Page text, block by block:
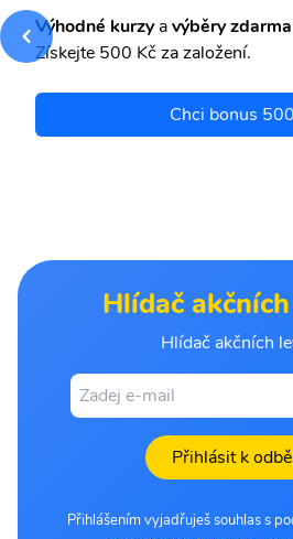
Výhodné kurzyavýběry
Získejte 500 Kč za založení.
Chci bonus
Hlídač
Hlídač akčních
Přihlásit k
Přihlášením vyjadřuješ souhlas s